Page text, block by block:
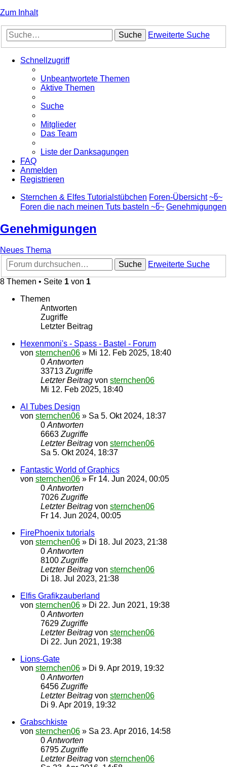
Zum Inhalt
Suche Erweiterte Suche
Schnellzugriff
Unbeantwortete Themen
Aktive Themen
Suche
Mitglieder
Das Team
Liste der Danksagungen
FAQ
Anmelden
Registrieren
Sternchen & Elfes Tutorialstübchen Foren-Übersicht ~წ~
Foren die nach meinen Tuts basteln ~წ~ Genehmigungen
Genehmigungen
Neues Thema
Suche
Erweiterte Suche
8 Themen • Seite 1 von 1
Themen
Antworten
Zugriffe
Letzter Beitrag
Hexenmoni's - Spass - Bastel - Forum
von sternchen06 » Mi 12. Feb 2025, 18:40
0 Antworten
33713 Zugriffe
Letzter Beitrag von sternchen06
Mi 12. Feb 2025, 18:40
AI Tubes Design
von sternchen06 » Sa 5. Okt 2024, 18:37
0 Antworten
6663 Zugriffe
Letzter Beitrag von sternchen06
Sa 5. Okt 2024, 18:37
Fantastic World of Graphics
von sternchen06 » Fr 14. Jun 2024, 00:05
0 Antworten
7026 Zugriffe
Letzter Beitrag von sternchen06
Fr 14. Jun 2024, 00:05
FirePhoenix tutorials
von sternchen06 » Di 18. Jul 2023, 21:38
0 Antworten
8100 Zugriffe
Letzter Beitrag von sternchen06
Di 18. Jul 2023, 21:38
Elfis Grafikzauberland
von sternchen06 » Di 22. Jun 2021, 19:38
0 Antworten
7629 Zugriffe
Letzter Beitrag von sternchen06
Di 22. Jun 2021, 19:38
Lions-Gate
von sternchen06 » Di 9. Apr 2019, 19:32
0 Antworten
6456 Zugriffe
Letzter Beitrag von sternchen06
Di 9. Apr 2019, 19:32
Grabschkiste
von sternchen06 » Sa 23. Apr 2016, 14:58
0 Antworten
6795 Zugriffe
Letzter Beitrag von sternchen06